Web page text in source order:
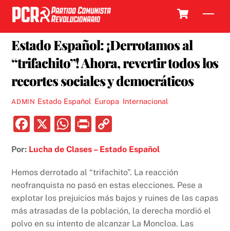
Skip
content
Estado Español: ¡Derrotamos al
“trifachito”! Ahora, revertir todos los
recortes sociales y democráticos
ADMIN Estado Español Europa Internacional
F
c
e
b
o
o
X
W
at
s
A
p
p
P
nt p
y
Li
n
k
Por: Lucha de Clases – Estado Español
Hemos derrotado al “trifachito”. La reacción
neofranquista no pasó en estas elecciones. Pese a
explotar los prejuicios más bajos y ruines de las capas
más atrasadas de la población, la derecha mordió el
polvo en su intento de alcanzar La Moncloa. Las